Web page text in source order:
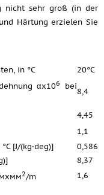
nicht sehr groß (in der
Härtung erzielen Sie
in °C
20°C
αx106
bei
8,4
4,45
1,1
[J/(kg·deg)]
0,586
8,37
2/m 1,6